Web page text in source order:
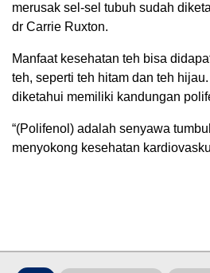
merusak sel-sel tubuh sudah
dr Carrie Ruxton.
Manfaat kesehatan teh bisa
teh, seperti teh hitam dan teh
diketahui memiliki kandungan
“(Polifenol) adalah senyawa
menyokong kesehatan